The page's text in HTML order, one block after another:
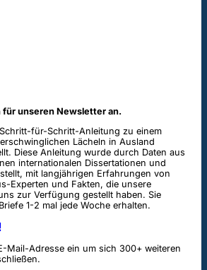
für unseren Newsletter an.
für-Schritt-Anleitung zu einem
Lächeln in Ausland
Diese Anleitung wurde durch Daten aus
internationalen Dissertationen und
mit langjährigen Erfahrungen von
Experten und Fakten, die unsere
zur Verfügung gestellt haben. Sie
1-2 mal jede Woche erhalten.
Mail-Adresse ein um sich 300+ weiteren